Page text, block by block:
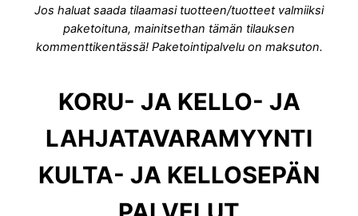
Jos haluat saada tilaamasi tuotteen/tuotteet valmiiksi
paketoituna, mainitsethan tämän tilauksen
kommenttikentässä! Paketointipalvelu on maksuton.
KORU- JA KELLO- JA
LAHJATAVARAMYYNTI
KULTA- JA KELLOSEPÄN